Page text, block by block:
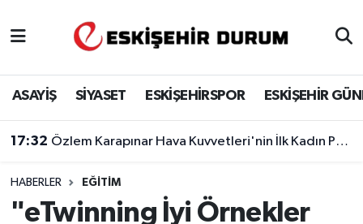
ASAYİŞ SİYASET ESKİŞEHİRSPOR ESKİŞEHİR
17:32 Özlem Karapınar Hava Kuvvetleri'nin İlk Kadın Paşası Oldu
HABERLER EĞITIM
"eTwinning İyi Örnekler
Eskişehir Hava Durumu
Eskişehir Namaz Vakitleri
Eskişehir Trafik Yoğunluk Haritası